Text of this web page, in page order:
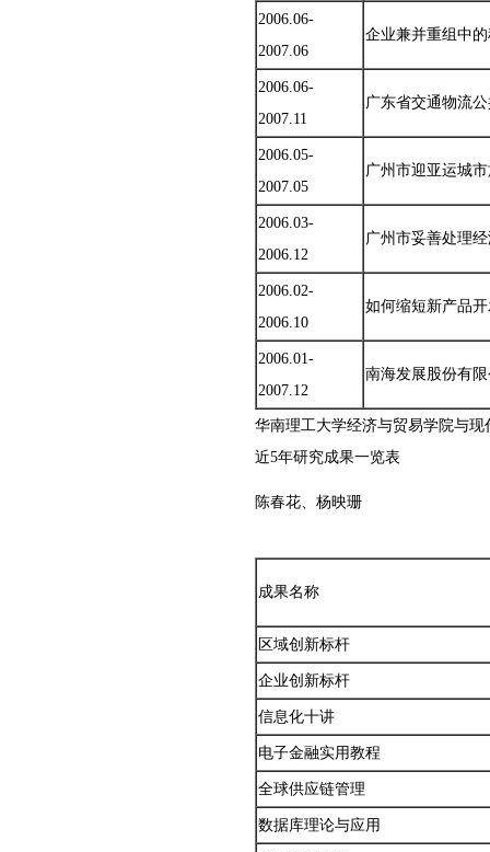
2006.06-
2007.06
企业兼并重组中
2006.06-
2007.11
广东省交通物流
2006.05-
2007.05
广州市迎亚运城
2006.03-
2006.12
广州市妥善处理
2006.02-
2006.10
如何缩短新产品
2006.01-
2007.12
南海发展股份有
华南理工大学经济与贸易学院与
近5年研究成果一览表
陈春花、杨映珊
成果名称
区域创新标杆
企业创新标杆
信息化十讲
电子金融实用教程
全球供应链管理
数据库理论与应用